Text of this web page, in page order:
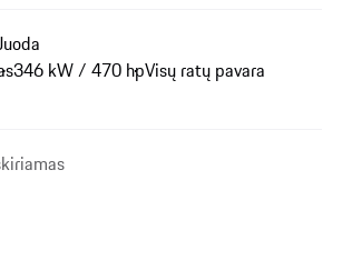
346 kW / 470 hpVisų ratų pavara